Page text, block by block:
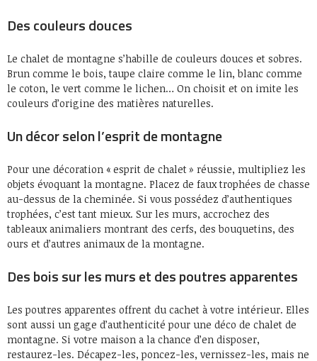
Des couleurs douces
Le chalet de montagne s’habille de couleurs douces et sobres.
Brun comme le bois, taupe claire comme le lin, blanc comme
le coton, le vert comme le lichen… On choisit et on imite les
couleurs d’origine des matières naturelles.
Un décor selon l’esprit de montagne
Pour une décoration « esprit de chalet » réussie, multipliez les
objets évoquant la montagne. Placez de faux trophées de chasse
au-dessus de la cheminée. Si vous possédez d’authentiques
trophées, c’est tant mieux. Sur les murs, accrochez des
tableaux animaliers montrant des cerfs, des bouquetins, des
ours et d’autres animaux de la montagne.
Des bois sur les murs et des poutres apparentes
Les poutres apparentes offrent du cachet à votre intérieur. Elles
sont aussi un gage d’authenticité pour une déco de chalet de
montagne. Si votre maison a la chance d’en disposer,
restaurez-les. Décapez-les, poncez-les, vernissez-les, mais ne